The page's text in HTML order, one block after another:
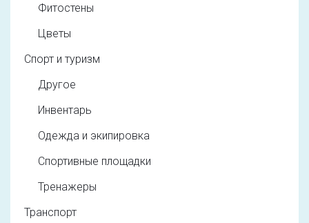
Фитостены
Цветы
Спорт и туризм
Другое
Инвентарь
Одежда и экипировка
Спортивные площадки
Тренажеры
Транспорт